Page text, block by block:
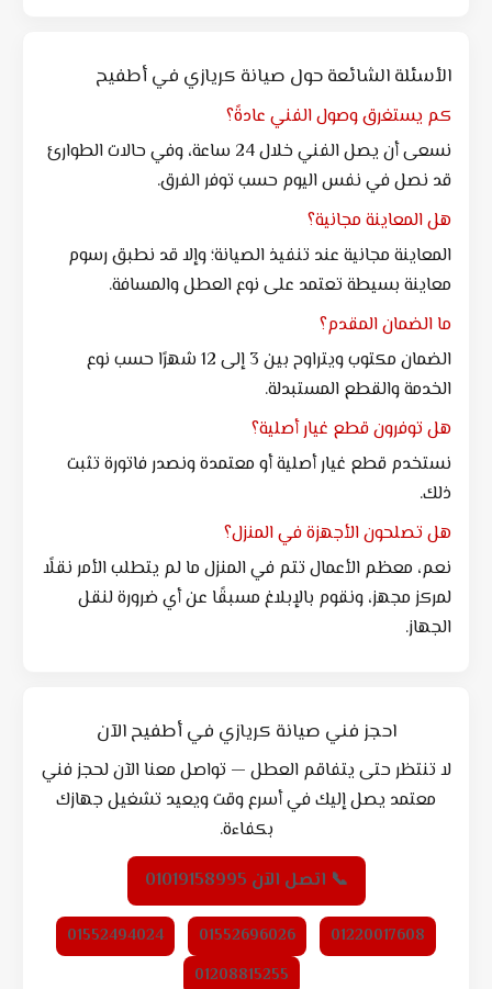
الأسئلة الشائعة حول صيانة كريازي في أطفيح
كم يستغرق وصول الفني عادةً؟
نسعى أن يصل الفني خلال 24 ساعة، وفي حالات الطوارئ
قد نصل في نفس اليوم حسب توفر الفرق.
هل المعاينة مجانية؟
المعاينة مجانية عند تنفيذ الصيانة؛ وإلا قد نطبق رسوم
معاينة بسيطة تعتمد على نوع العطل والمسافة.
ما الضمان المقدم؟
الضمان مكتوب ويتراوح بين 3 إلى 12 شهرًا حسب نوع
الخدمة والقطع المستبدلة.
هل توفرون قطع غيار أصلية؟
نستخدم قطع غيار أصلية أو معتمدة ونصدر فاتورة تثبت
ذلك.
هل تصلحون الأجهزة في المنزل؟
نعم، معظم الأعمال تتم في المنزل ما لم يتطلب الأمر نقلًا
لمركز مجهز، ونقوم بالإبلاغ مسبقًا عن أي ضرورة لنقل
الجهاز.
احجز فني صيانة كريازي في أطفيح الآن
لا تنتظر حتى يتفاقم العطل — تواصل معنا الآن لحجز فني
معتمد يصل إليك في أسرع وقت ويعيد تشغيل جهازك
بكفاءة.
📞 اتصل الآن 01019158995
01220017608
01552696026
01552494024
01208815255